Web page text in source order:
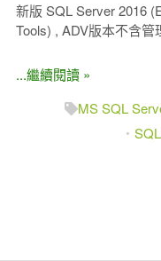
新版 SQL Server 2016
Tools) , ADV版本不含管
...繼續閱讀 »
MS SQL